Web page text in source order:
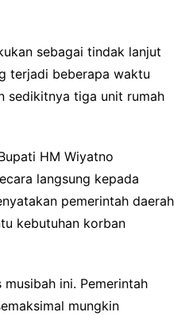
sebagai tindak lanjut
terjadi beberapa waktu
sedikitnya tiga unit rumah
HM Wiyatno
langsung kepada
pemerintah daerah
kebutuhan korban
ini. Pemerintah
mungkin